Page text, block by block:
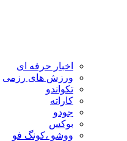
اخبار حرفه ای
ورزش های رزمی
تکواندو
کاراته
جودو
بوکس
ووشو ،کونگ فو